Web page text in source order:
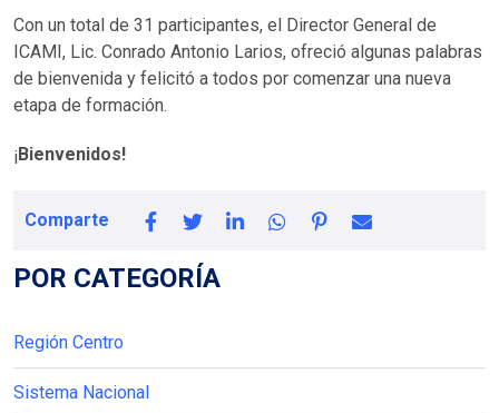
Con un total de 31 participantes, el Director General de
ICAMI, Lic. Conrado Antonio Larios, ofreció algunas palabras
de bienvenida y felicitó a todos por comenzar una nueva
etapa de formación.
¡Bienvenidos!
Comparte
POR CATEGORÍA
Región Centro
Sistema Nacional